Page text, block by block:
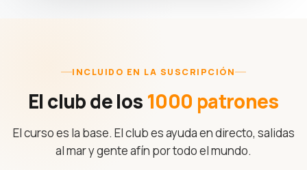
INCLUIDO EN LA SUSCRIPCIÓN
El club de los 1000 patrones
El curso es la base. El club es ayuda en directo, salidas
al mar y gente afín por todo el mundo.